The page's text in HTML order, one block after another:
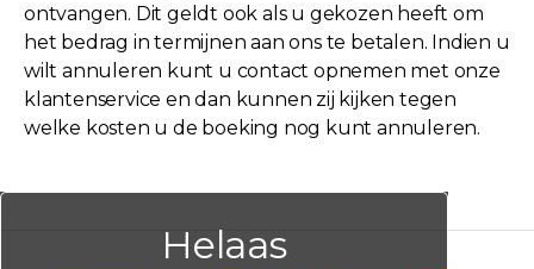
ontvangen. Dit geldt ook als u gekozen heeft om
het bedrag in termijnen aan ons te betalen. Indien u
wilt annuleren kunt u contact opnemen met onze
klantenservice en dan kunnen zij kijken tegen
welke kosten u de boeking nog kunt annuleren.
Helaas